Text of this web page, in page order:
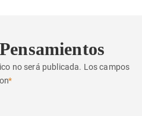
no será publicada. Los campos
*